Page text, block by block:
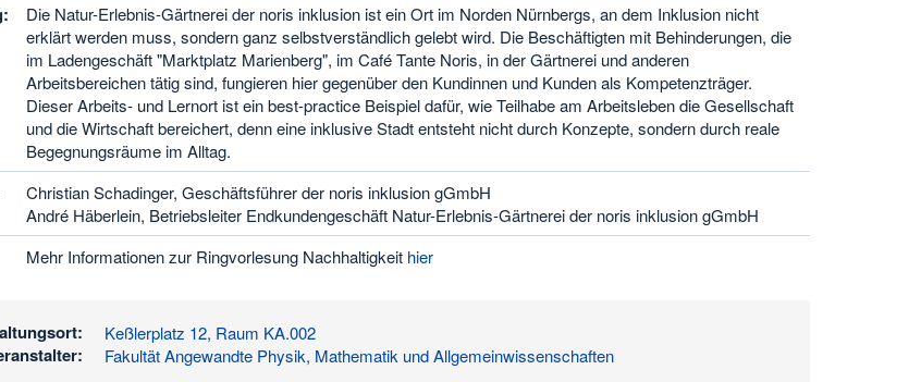
Die Natur-Erlebnis-Gärtnerei der noris inklusion ist ein Ort im Norden Nürnbergs, an dem Inklusion nicht
erklärt werden muss, sondern ganz selbstverständlich gelebt wird. Die Beschäftigten mit Behinderungen, die
im Ladengeschäft "Marktplatz Marienberg", im Café Tante Noris, in der Gärtnerei und anderen
Arbeitsbereichen tätig sind, fungieren hier gegenüber den Kundinnen und Kunden als Kompetenzträger.
Dieser Arbeits- und Lernort ist ein best-practice Beispiel dafür, wie Teilhabe am Arbeitsleben die Gesellschaft
und die Wirtschaft bereichert, denn eine inklusive Stadt entsteht nicht durch Konzepte, sondern durch reale
Begegnungsräume im Alltag.
Christian Schadinger, Geschäftsführer der noris inklusion gGmbH
André Häberlein, Betriebsleiter Endkundengeschäft Natur-Erlebnis-Gärtnerei der noris inklusion gGmbH
Mehr Informationen zur Ringvorlesung Nachhaltigkeit hier
Keßlerplatz 12, Raum KA.002
Fakultät Angewandte Physik, Mathematik und Allgemeinwissenschaften